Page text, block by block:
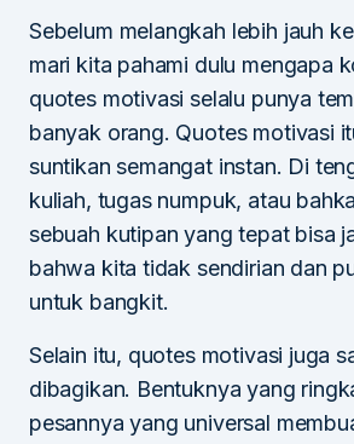
Sebelum melangkah lebih jauh
mari kita pahami dulu mengapa
quotes motivasi selalu punya
banyak orang. Quotes motivasi
suntikan semangat instan. Di
kuliah, tugas numpuk, atau
sebuah kutipan yang tepat bisa
bahwa kita tidak sendirian dan
untuk bangkit.
Selain itu, quotes motivasi juga
dibagikan. Bentuknya yang
pesannya yang universal